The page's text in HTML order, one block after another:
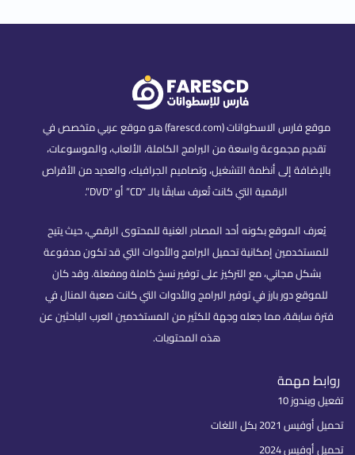
موقع فارس الاسطوانات (farescd.com) هو موقع عربي متخصص في
تقديم مجموعة واسعة من البرامج الكاملة، الألعاب، والموسوعات،
بالإضافة إلى أنظمة التشغيل، وتصاميم الجرافيك، والعديد من الأقراص
الرقمية التي كانت تُعرف سابقًا بالـ “CD” أو “DVD”.
يُعرف الموقع بكونه أحد المصادر الغنية للمحتوى الرقمي، حيث يتيح
للمستخدمين إمكانية تحميل البرامج والأدوات التي قد تكون مدفوعة
بشكل مجاني، مع التركيز على توفير نسخ كاملة ومفعلة. وقد كان
للموقع دور بارز في توفير البرامج والأدوات التي كانت صعبة المنال في
فترة سابقة، مما جعله وجهة للكثير من المستخدمين العرب الباحثين عن
هذه المحتويات.
روابط مهمة
تفعيل ويندوز 10
تحميل أوفيس 2021 بكل اللغات
تحميل أوفيس 2024